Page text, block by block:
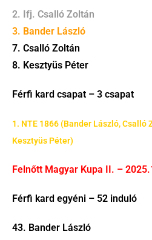
2. Ifj. Csalló Zoltán
3. Bander László
7. Csalló Zoltán
8. Kesztyüs Péter
Férfi kard csapat – 3 csapat
1. NTE 1866 (Bander László, Csalló
Kesztyüs Péter)
Felnőtt Magyar Kupa II. –
Férfi kard egyéni – 52 induló
43. Bander László